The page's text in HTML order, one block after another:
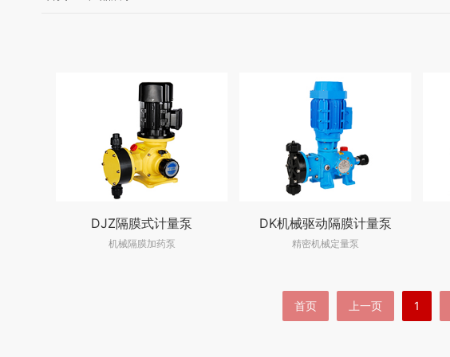
DJZ隔膜式计量泵
机械隔膜加药泵
DK机械驱动隔膜计量泵
精密机械定量泵
首页 上一页 1